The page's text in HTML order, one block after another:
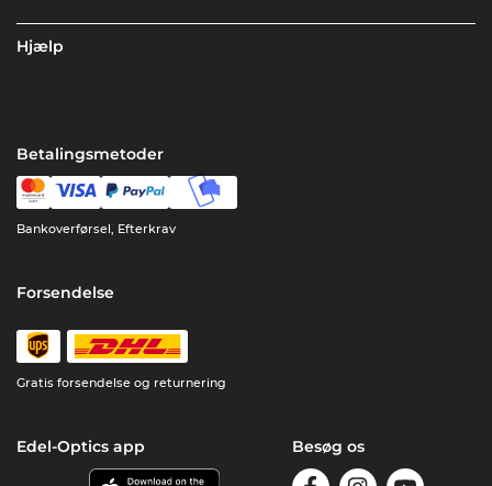
Hjælp
Betalingsmetoder
Bankoverførsel, Efterkrav
Forsendelse
Gratis forsendelse og returnering
Edel-Optics app Besøg os